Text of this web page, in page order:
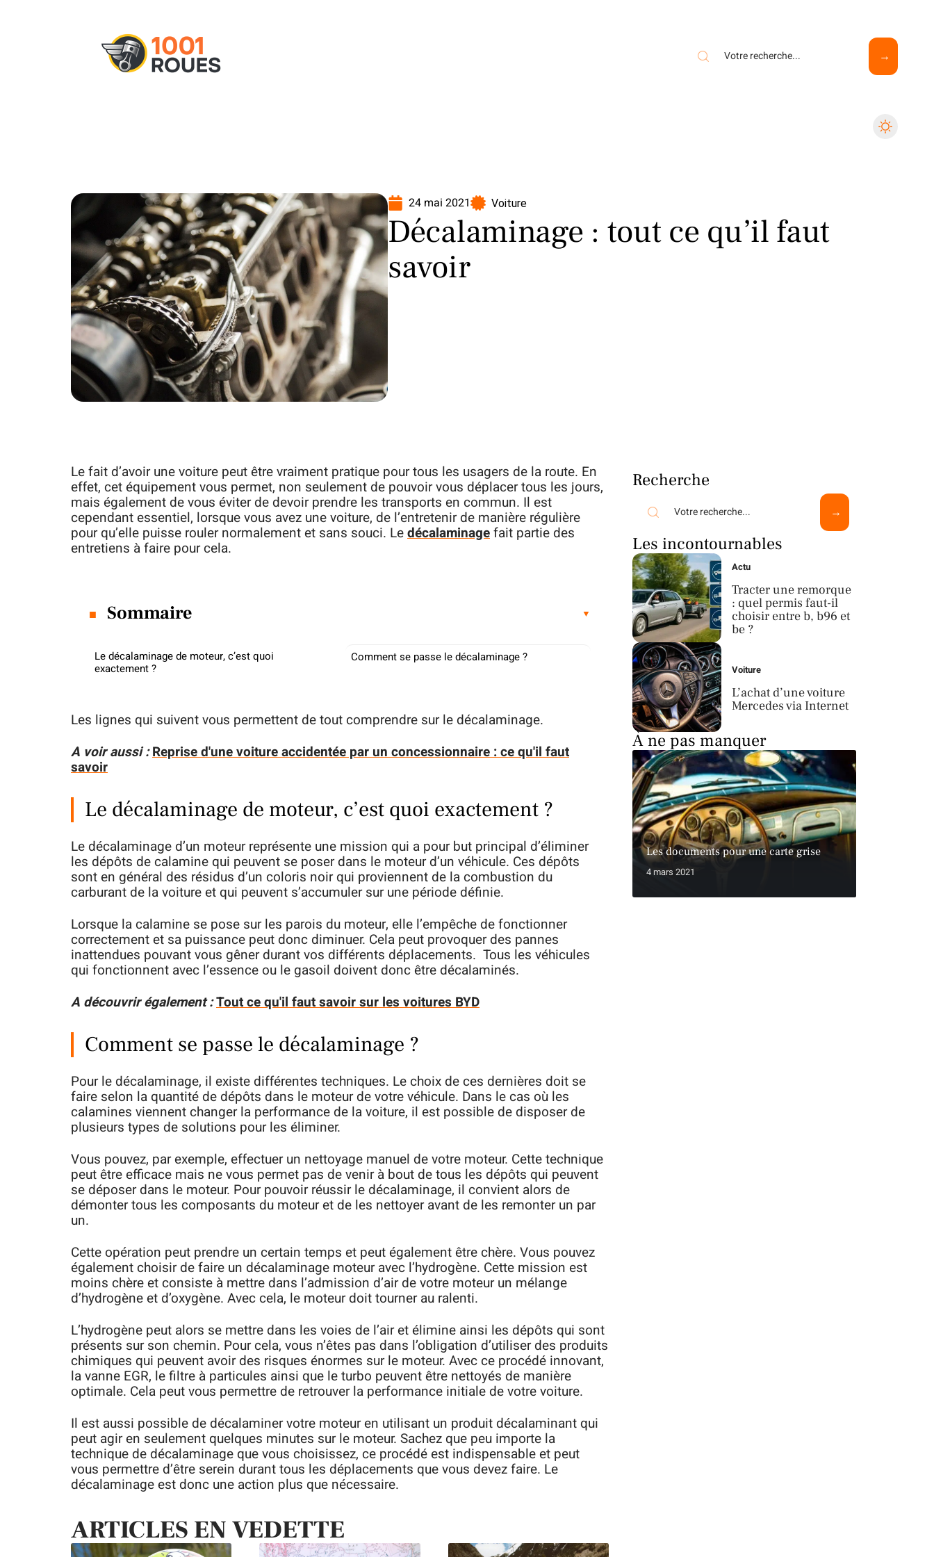
24 mai 2021 Voiture
Décalaminage : tout ce qu’il faut
savoir
Le fait d’avoir une voiture peut être vraiment pratique pour tous les usagers de la route. En
effet, cet équipement vous permet, non seulement de pouvoir vous déplacer tous les jours,
mais également de vous éviter de devoir prendre les transports en commun. Il est
cependant essentiel, lorsque vous avez une voiture, de l’entretenir de manière régulière
pour qu’elle puisse rouler normalement et sans souci. Ledécalaminagefait partie des
entretiens à faire pour cela.
Sommaire
Le décalaminage de moteur, c’est quoi
exactement ?
Comment se passe le décalaminage ?
Les lignes qui suivent vous permettent de tout comprendre sur le décalaminage.
A voir aussi :Reprise d'une voiture accidentée par un concessionnaire : ce qu'il faut
savoir
Le décalaminage de moteur, c’est quoi exactement ?
Le décalaminage d’un moteur représente une mission qui a pour but principal d’éliminer
les dépôts de calamine qui peuvent se poser dans le moteur d’un véhicule. Ces dépôts
sont en général des résidus d’un coloris noir qui proviennent de la combustion du
carburant de la voiture et qui peuvent s’accumuler sur une période définie.
Lorsque la calamine se pose sur les parois du moteur, elle l’empêche de fonctionner
correctement et sa puissance peut donc diminuer. Cela peut provoquer des pannes
inattendues pouvant vous gêner durant vos différents déplacements. Tous les véhicules
qui fonctionnent avec l’essence ou le gasoil doivent donc être décalaminés.
A découvrir également :Tout ce qu'il faut savoir sur les voitures BYD
Comment se passe le décalaminage ?
Pour le décalaminage, il existe différentes techniques. Le choix de ces dernières doit se
faire selon la quantité de dépôts dans le moteur de votre véhicule. Dans le cas où les
calamines viennent changer la performance de la voiture, il est possible de disposer de
plusieurs types de solutions pour les éliminer.
Vous pouvez, par exemple, effectuer un nettoyage manuel de votre moteur. Cette technique
peut être efficace mais ne vous permet pas de venir à bout de tous les dépôts qui peuvent
se déposer dans le moteur. Pour pouvoir réussir le décalaminage, il convient alors de
démonter tous les composants du moteur et de les nettoyer avant de les remonter un par
un.
Cette opération peut prendre un certain temps et peut également être chère. Vous pouvez
également choisir de faire un décalaminage moteur avec l’hydrogène. Cette mission est
moins chère et consiste à mettre dans l’admission d’air de votre moteur un mélange
d’hydrogène et d’oxygène. Avec cela, le moteur doit tourner au ralenti.
L’hydrogène peut alors se mettre dans les voies de l’air et élimine ainsi les dépôts qui sont
présents sur son chemin. Pour cela, vous n’êtes pas dans l’obligation d’utiliser des produits
chimiques qui peuvent avoir des risques énormes sur le moteur. Avec ce procédé innovant,
la vanne EGR, le filtre à particules ainsi que le turbo peuvent être nettoyés de manière
optimale. Cela peut vous permettre de retrouver la performance initiale de votre voiture.
Il est aussi possible de décalaminer votre moteur en utilisant un produit décalaminant qui
peut agir en seulement quelques minutes sur le moteur. Sachez que peu importe la
technique de décalaminage que vous choisissez, ce procédé est indispensable et peut
vous permettre d’être serein durant tous les déplacements que vous devez faire. Le
décalaminage est donc une action plus que nécessaire.
ARTICLES EN VEDETTE
Recherche
Les incontournables
Actu
Tracter une remorque
: quel permis faut-il
choisir entre b, b96 et
be ?
Voiture
L’achat d’une voiture
Mercedes via Internet
À ne pas manquer
Les documents pour une carte grise
4 mars 2021